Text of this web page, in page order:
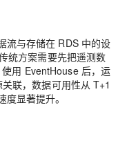
流与存储在 RDS 中的设
统方案需要先把遥测数
用 EventHouse 后，运
联，数据可用性从 T+1
显著提升。